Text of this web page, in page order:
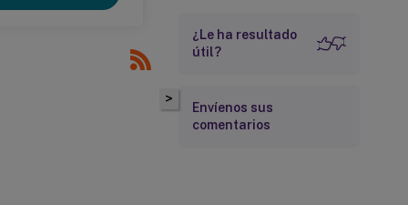
>
¿Le ha resultado
útil?
Envíenos sus
comentarios